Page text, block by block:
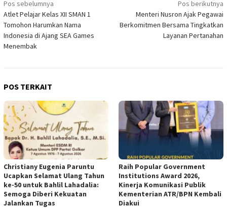
Navigasi
pos
Pos sebelumnya
Atlet Pelajar Kelas XII SMAN 1
Tomohon Harumkan Nama
Indonesia di Ajang SEA Games
Menembak
Pos berikutnya
Menteri Nusron Ajak Pegawai
Berkomitmen Bersama Tingkatkan
Layanan Pertanahan
POS TERKAIT
Christiany Eugenia Paruntu
Ucapkan Selamat Ulang Tahun
ke-50 untuk Bahlil Lahadalia:
Semoga Diberi Kekuatan
Jalankan Tugas
Raih Popular Government
Institutions Award 2026,
Kinerja Komunikasi Publik
Kementerian ATR/BPN Kembali
Diakui